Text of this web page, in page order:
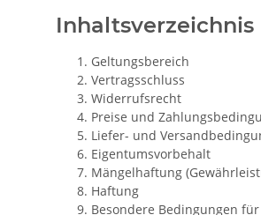
Inhaltsverzeichnis
Geltungsbereich
Vertragsschluss
Widerrufsrecht
Preise und
Liefer- und
Eigentumsvorbehalt
Mängelhaftung
Haftung
Besondere Bedingungen